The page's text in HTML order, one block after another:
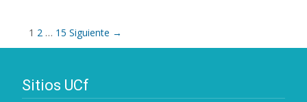
1 2 … 15 Siguiente →
Sitios UCf